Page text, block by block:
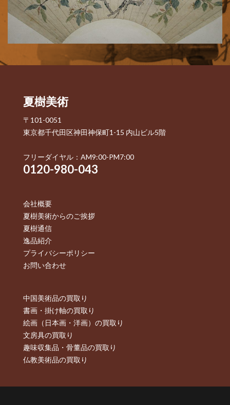
夏樹美術
〒101-0051
東京都千代田区神田神保町1-15 内山ビル5階
フリーダイヤル：AM9:00-PM7:00
0120-980-043
会社概要
夏樹美術からのご挨拶
夏樹通信
逸品紹介
プライバシーポリシー
お問い合わせ
中国美術品の買取り
書画・掛け軸の買取り
絵画（日本画・洋画）の買取り
文房具の買取り
趣味収集品・骨董品の買取り
仏教美術品の買取り